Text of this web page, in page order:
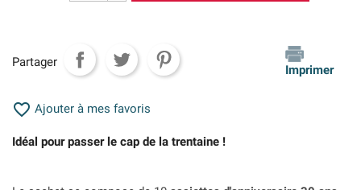
Partager
Imprimer
 Ajouter à mes favoris
Idéal pour passer le cap de la trentaine !